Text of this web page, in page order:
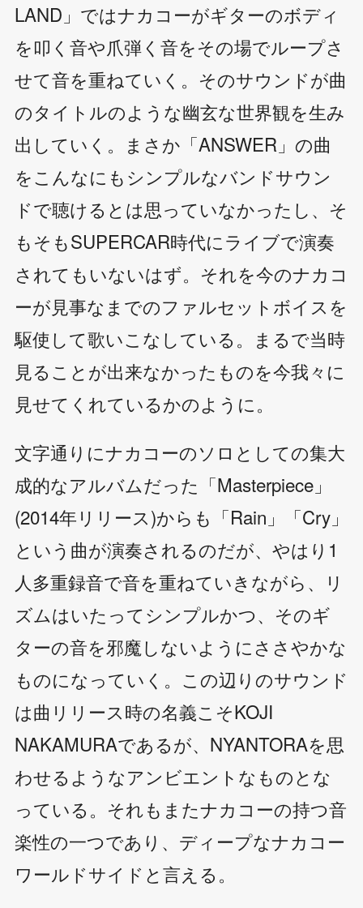
LAND」ではナカコーがギターのボディ
を叩く音や爪弾く音をその場でループさ
せて音を重ねていく。そのサウンドが曲
のタイトルのような幽玄な世界観を生み
出していく。まさか「ANSWER」の曲
をこんなにもシンプルなバンドサウン
ドで聴けるとは思っていなかったし、そ
もそもSUPERCAR時代にライブで演奏
されてもいないはず。それを今のナカコ
ーが見事なまでのファルセットボイスを
駆使して歌いこなしている。まるで当時
見ることが出来なかったものを今我々に
見せてくれているかのように。
文字通りにナカコーのソロとしての集大
成的なアルバムだった「Masterpiece」
(2014年リリース)からも「Rain」「Cry」
という曲が演奏されるのだが、やはり1
人多重録音で音を重ねていきながら、リ
ズムはいたってシンプルかつ、そのギ
ターの音を邪魔しないようにささやかな
ものになっていく。この辺りのサウンド
は曲リリース時の名義こそKOJI
NAKAMURAであるが、NYANTORAを思
わせるようなアンビエントなものとな
っている。それもまたナカコーの持つ音
楽性の一つであり、ディープなナカコー
ワールドサイドと言える。